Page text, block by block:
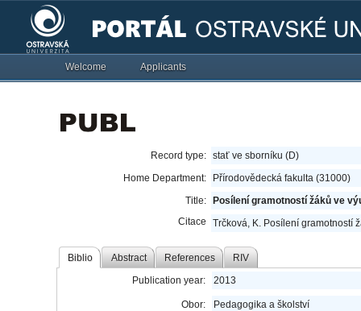
Welcome Applicants
Record type: stať ve sborníku (D)
Home Department:
Přírodovědecká fakulta (31000)
Title:
Posílení gramotností žáků ve
Citace
Trčková, K. Posílení gramotností
Biblio Abstract References RIV
Publication year: 2013
Obor: Pedagogika a školství